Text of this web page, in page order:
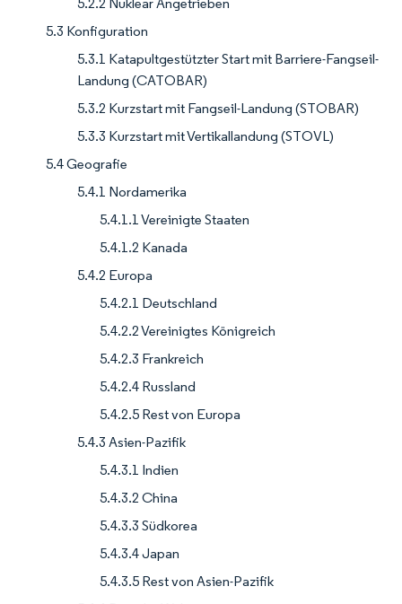
5.3 Konfiguration
5.3.1 Katapultgestützter Start mit Barriere-Fangseil-
Landung (CATOBAR)
5.3.2 Kurzstart mit Fangseil-Landung (STOBAR)
5.3.3 Kurzstart mit Vertikallandung (STOVL)
5.4 Geografie
5.4.1 Nordamerika
5.4.1.1 Vereinigte Staaten
5.4.1.2 Kanada
5.4.2 Europa
5.4.2.1 Deutschland
5.4.2.2 Vereinigtes Königreich
5.4.2.3 Frankreich
5.4.2.4 Russland
5.4.2.5 Rest von Europa
5.4.3 Asien-Pazifik
5.4.3.1 Indien
5.4.3.2 China
5.4.3.3 Südkorea
5.4.3.4 Japan
5.4.3.5 Rest von Asien-Pazifik